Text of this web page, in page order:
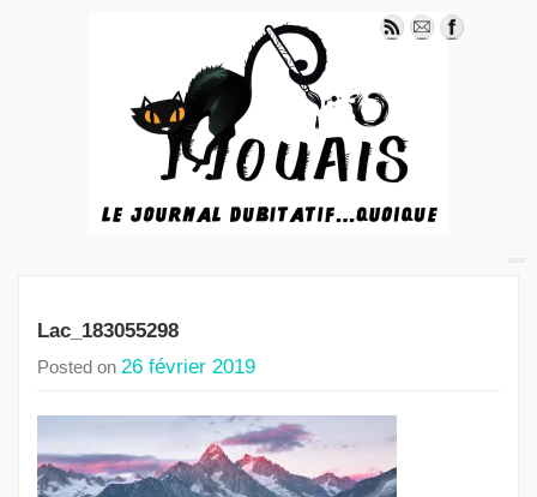
Lac_183055298
Posted on 26 février 2019